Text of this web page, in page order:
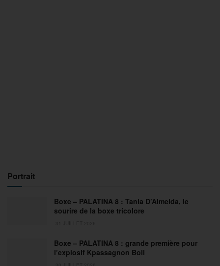
Portrait
Boxe – PALATINA 8 : Tania D’Almeida, le
sourire de la boxe tricolore
Boxe – PALATINA 8 : grande première pour
l’explosif Kpassagnon Boli